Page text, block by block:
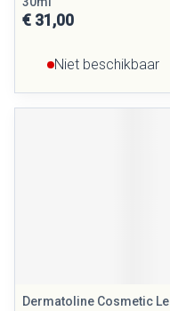
€ 31,00
Niet beschikbaar
Dermatoline Cosmetic Le